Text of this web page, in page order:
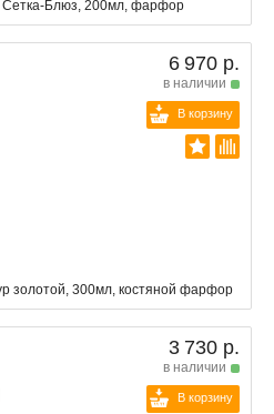
Блюз, 200мл, фарфор
6 970 р.
в наличии
В корзину
золотой, 300мл, костяной фарфор
3 730 р.
в наличии
В корзину